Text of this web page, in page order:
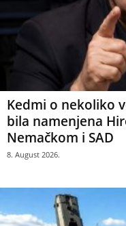
Kedmi o nekoliko
bila namenjena
Nemačkom i SAD
8. August 2026.